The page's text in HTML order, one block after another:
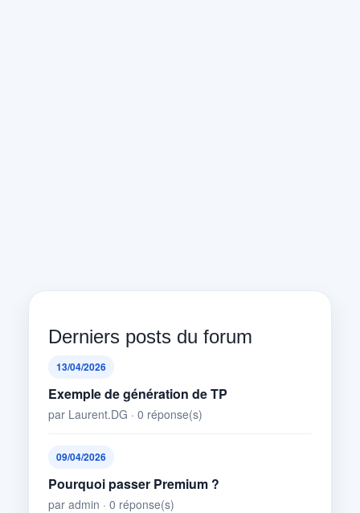
Derniers posts du forum
13/04/2026
Exemple de génération de TP
par Laurent.DG · 0 réponse(s)
09/04/2026
Pourquoi passer Premium ?
par admin · 0 réponse(s)